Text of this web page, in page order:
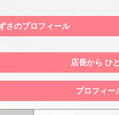
さのプロフィール
店長から ひ
プロフィー